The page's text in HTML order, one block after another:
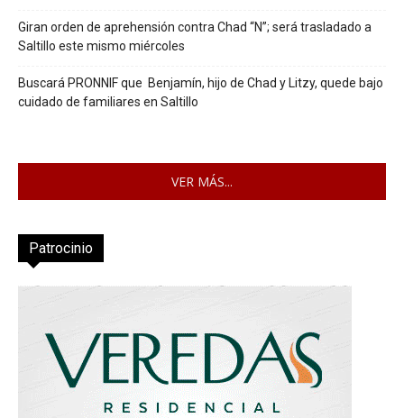
Giran orden de aprehensión contra Chad “N”; será trasladado a
Saltillo este mismo miércoles
Buscará PRONNIF que Benjamín, hijo de Chad y Litzy, quede bajo
cuidado de familiares en Saltillo
VER MÁS...
Patrocinio